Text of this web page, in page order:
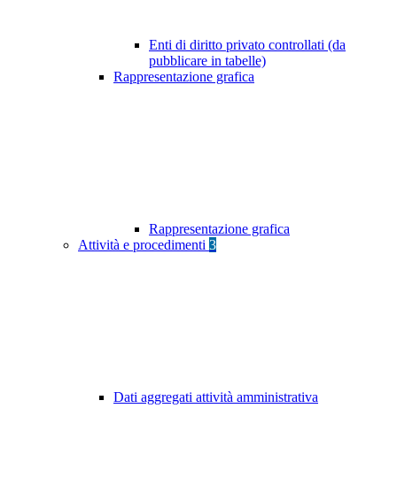
Enti di diritto privato controllati (da
pubblicare in tabelle)
Rappresentazione grafica
Rappresentazione grafica
Attività e procedimenti 3
Dati aggregati attività amministrativa